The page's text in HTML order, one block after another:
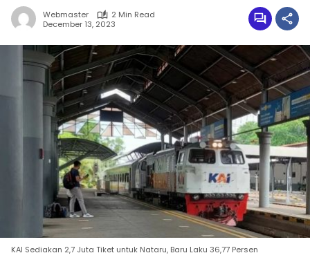
Webmaster
2 Min Read
December 13, 2023
KAI Sediakan 2,7 Juta Tiket untuk Nataru, Baru Laku 36,77 Persen